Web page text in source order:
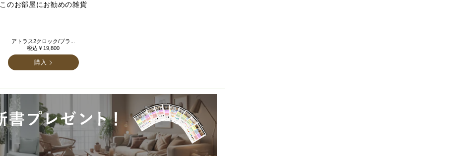
このお部屋にお勧めの雑貨
アトラス2クロック/ブラ...
税込￥19,800
購入